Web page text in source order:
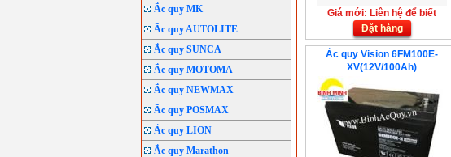
Ắc quy MK
Ắc quy AUTOLITE
Ắc quy SUNCA
Ắc quy MOTOMA
Ắc quy NEWMAX
Ắc quy POSMAX
Ắc quy LION
Ắc quy Marathon
Giá mới: Liên hệ để biết
Đặt hàng
Ắc quy Vision 6FM100E-
XV(12V/100Ah)